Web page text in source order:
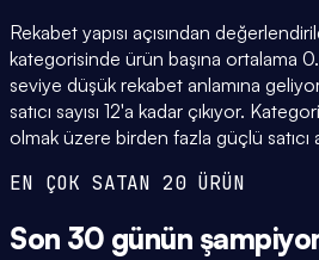
Rekabet yapısı açısından
kategorisinde ürün başına ortalama
seviye düşük rekabet anlamına
satıcı sayısı 12'a kadar çıkıyor.
olmak üzere birden fazla güçlü satıcı
EN ÇOK SATAN 20 ÜRÜN
Son 30 günün